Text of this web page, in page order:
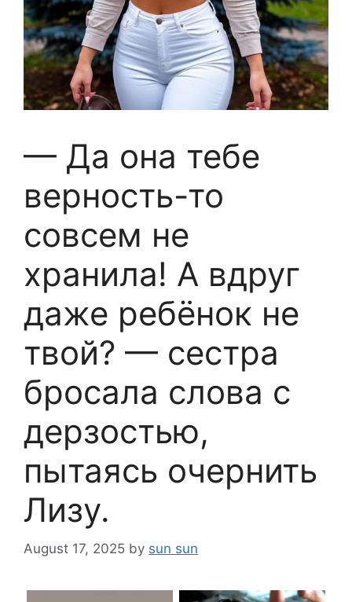
— Да она тебе
верность-то
совсем не
хранила! А вдруг
даже ребёнок не
твой? — сестра
бросала слова с
дерзостью,
пытаясь очернить
Лизу.
August 17, 2025 by sun sun